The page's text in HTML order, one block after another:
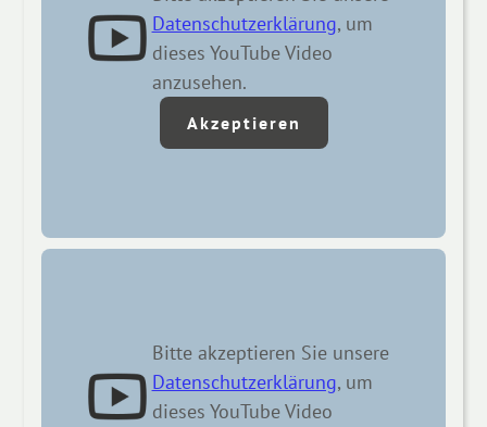
Datenschutzerklärung, um
dieses YouTube Video
anzusehen.
Akzeptieren
Bitte akzeptieren Sie unsere
Datenschutzerklärung, um
dieses YouTube Video